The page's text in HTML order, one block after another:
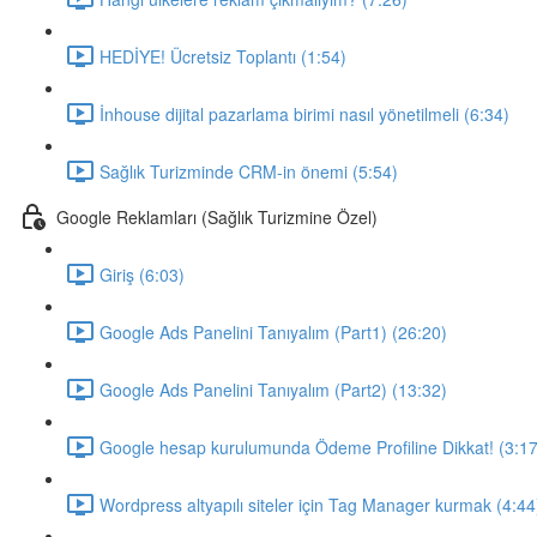
HEDİYE! Ücretsiz Toplantı (1:54)
İnhouse dijital pazarlama birimi nasıl yönetilmeli (6:34)
Sağlık Turizminde CRM-in önemi (5:54)
Google Reklamları (Sağlık Turizmine Özel)
Giriş (6:03)
Google Ads Panelini Tanıyalım (Part1) (26:20)
Google Ads Panelini Tanıyalım (Part2) (13:32)
Google hesap kurulumunda Ödeme Profiline Dikkat!
Wordpress altyapılı siteler için Tag Manager kurmak